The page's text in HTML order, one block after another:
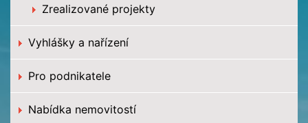
Zrealizované projekty
Vyhlášky a nařízení
Pro podnikatele
Nabídka nemovitostí